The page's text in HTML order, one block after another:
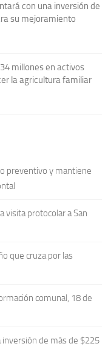
con una inversión de
su mejoramiento
millones en activos
la agricultura familiar
preventivo y mantiene
visita protocolar a San
que cruza por las
comunal, 18 de
inversión de más de $225